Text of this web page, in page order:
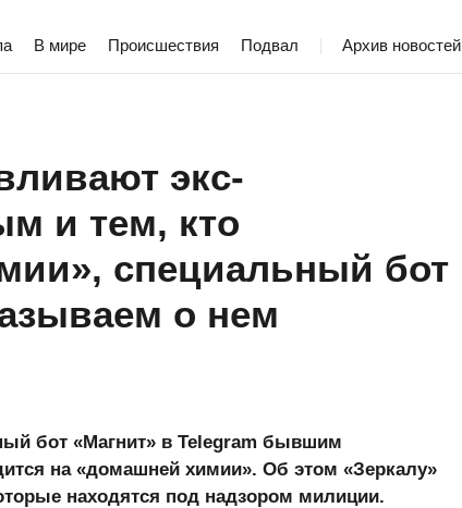
В мире Происшествия Подвал Архив новостей
экс-
и тем, кто
специальный бот
о нем
бот «Магнит» в Telegram бывшим
на «домашней химии». Об этом «Зеркалу»
находятся под надзором милиции.